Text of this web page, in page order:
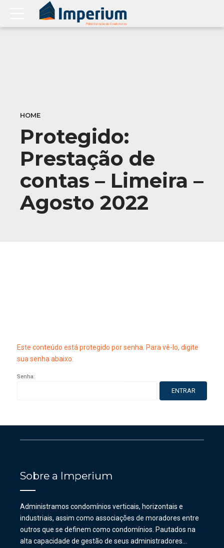
HOME
Protegido:
Prestação de
contas – Limeira –
Agosto 2022
Este conteúdo está protegido por senha. Para vê-lo, digite
sua senha abaixo:
Senha:
Sobre a Imperium
Administramos condomínios verticais, horizontais e
industriais, assim como associações de moradores entre
outros que se definem como condomínios. Pautados na
alta capacidade de gestão de seus administradores…